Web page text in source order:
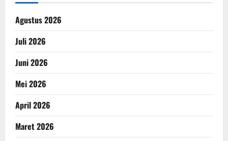
Agustus 2026
Juli 2026
Juni 2026
Mei 2026
April 2026
Maret 2026